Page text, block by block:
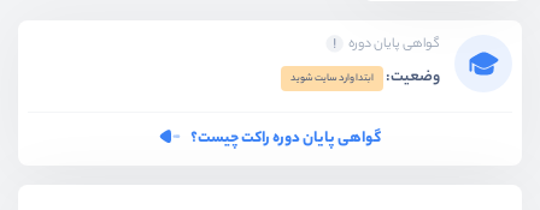
گواهی پایان دوره
وضعیت: ابتدا وارد سایت شوید
گواهی پایان دوره راکت چیست؟